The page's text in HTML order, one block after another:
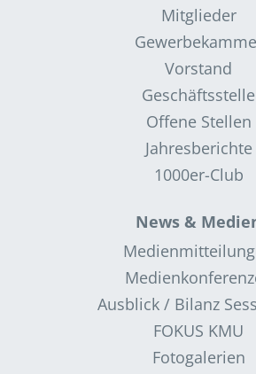
Mitglieder
Vorstand
Geschäftsstelle
Offene Stellen
Jahresberichte
1000er-Club
News &
Ausblick / Bilanz
FOKUS KMU
Fotogalerien